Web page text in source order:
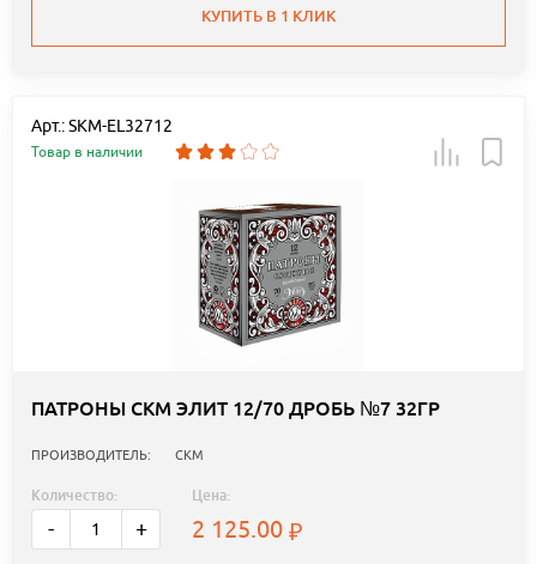
КУПИТЬ В 1 КЛИК
Арт.: SKM-EL32712
Товар в наличии
ПАТРОНЫ СКМ ЭЛИТ 12/70 ДРОБЬ №7 32ГР
ПРОИЗВОДИТЕЛЬ: СКМ
Количество:
- +
Цена:
2 125.00